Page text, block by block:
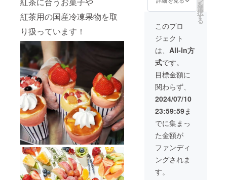
紅茶用の国産冷凍果物を取
り扱っています！
※1杯辺
でお楽
しみい
ただけ
ます ス
リラン
カ産・
ディン
ブラエ
BOPF等
級100％
使用！
・有機
紅茶50
包×2
パック
+税）が
支援早
割で
2098円
引き 全
国各地
の完熟
いちご
や手摘
みブ
ルーベ
リー 完
熟りん
ごや奈
良県産
キウイ
など そ
の時期
にしか
を
選
択
す
る
このプロ
ジェクト
は、 All-In方
式です。
目標金額に
関わらず、
2024/07/10
23:59:59ま
でに集まっ
た金額が
ファンディ
ングされま
す。